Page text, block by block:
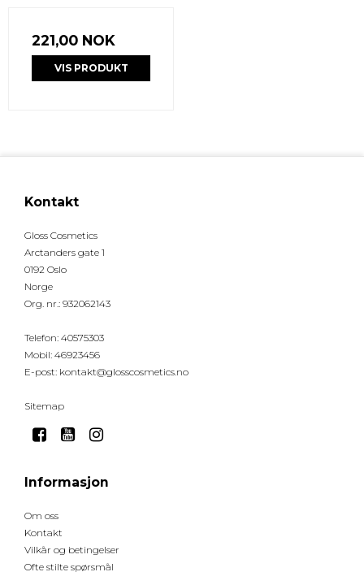
221,00 NOK
VIS PRODUKT
Kontakt
Gloss Cosmetics
Arctanders gate 1
0192 Oslo
Norge
Org. nr.: 932062143
Telefon: 40575303
Mobil: 46923456
E-post: kontakt@glosscosmetics.no
Sitemap
Informasjon
Om oss
Kontakt
Vilkår og betingelser
Ofte stilte spørsmål